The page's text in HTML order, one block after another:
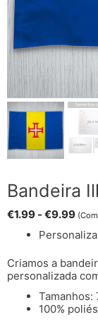
Bandeira
€1.99 - €9.99
Criamos a
personalizada
100%